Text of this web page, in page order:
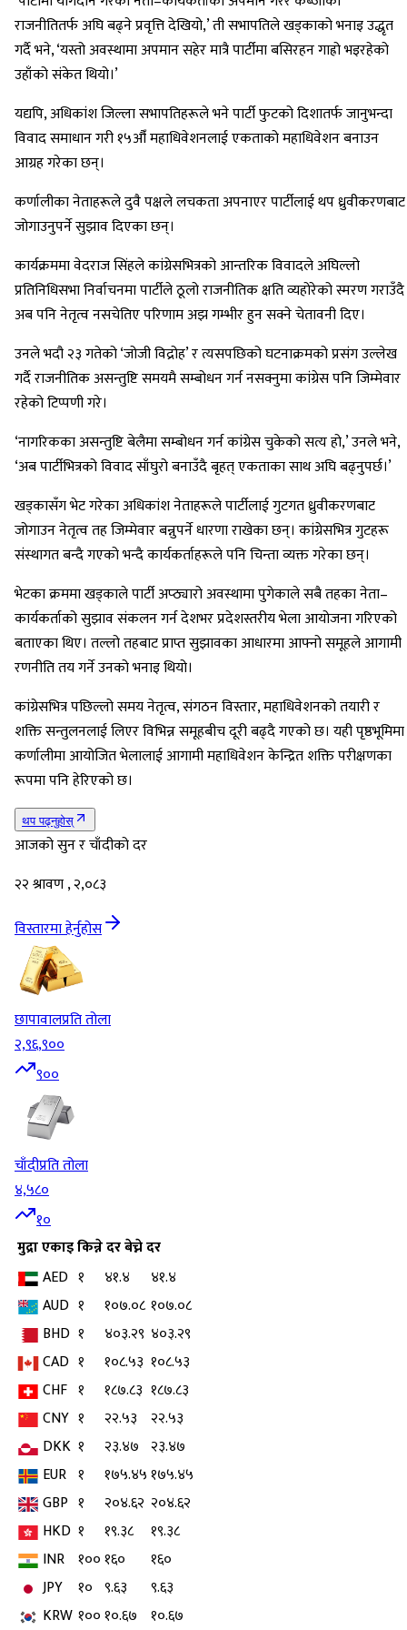
राजनीतितर्फ अघि बढ्ने प्रवृत्ति देखियो,’ ती सभापतिले खड्काको भनाइ उद्धृत
गर्दै भने, ‘यस्तो अवस्थामा अपमान सहेर मात्रै पार्टीमा बसिरहन गाह्रो भइरहेको
उहाँको संकेत थियो।’
यद्यपि, अधिकांश जिल्ला सभापतिहरूले भने पार्टी फुटको दिशातर्फ जानुभन्दा
विवाद समाधान गरी १५औँ महाधिवेशनलाई एकताको महाधिवेशन बनाउन
आग्रह गरेका छन्।
कर्णालीका नेताहरूले दुवै पक्षले लचकता अपनाएर पार्टीलाई थप ध्रुवीकरणबाट
जोगाउनुपर्ने सुझाव दिएका छन्।
कार्यक्रममा वेदराज सिंहले कांग्रेसभित्रको आन्तरिक विवादले अघिल्लो
प्रतिनिधिसभा निर्वाचनमा पार्टीले ठूलो राजनीतिक क्षति व्यहोरेको स्मरण गराउँदै
अब पनि नेतृत्व नसचेतिए परिणाम अझ गम्भीर हुन सक्ने चेतावनी दिए।
उनले भदौ २३ गतेको ‘जोजी विद्रोह’ र त्यसपछिको घटनाक्रमको प्रसंग उल्लेख
गर्दै राजनीतिक असन्तुष्टि समयमै सम्बोधन गर्न नसक्नुमा कांग्रेस पनि जिम्मेवार
रहेको टिप्पणी गरे।
‘नागरिकका असन्तुष्टि बेलैमा सम्बोधन गर्न कांग्रेस चुकेको सत्य हो,’ उनले भने,
‘अब पार्टीभित्रको विवाद साँघुरो बनाउँदै बृहत् एकताका साथ अघि बढ्नुपर्छ।’
खड्कासँग भेट गरेका अधिकांश नेताहरूले पार्टीलाई गुटगत ध्रुवीकरणबाट
जोगाउन नेतृत्व तह जिम्मेवार बन्नुपर्ने धारणा राखेका छन्। कांग्रेसभित्र गुटहरू
संस्थागत बन्दै गएको भन्दै कार्यकर्ताहरूले पनि चिन्ता व्यक्त गरेका छन्।
भेटका क्रममा खड्काले पार्टी अप्ठ्यारो अवस्थामा पुगेकाले सबै तहका नेता–
कार्यकर्ताको सुझाव संकलन गर्न देशभर प्रदेशस्तरीय भेला आयोजना गरिएको
बताएका थिए। तल्लो तहबाट प्राप्त सुझावका आधारमा आफ्नो समूहले आगामी
रणनीति तय गर्ने उनको भनाइ थियो।
कांग्रेसभित्र पछिल्लो समय नेतृत्व, संगठन विस्तार, महाधिवेशनको तयारी र
शक्ति सन्तुलनलाई लिएर विभिन्न समूहबीच दूरी बढ्दै गएको छ। यही पृष्ठभूमिमा
कर्णालीमा आयोजित भेलालाई आगामी महाधिवेशन केन्द्रित शक्ति परीक्षणका
रूपमा पनि हेरिएको छ।
थप पढ्नुहोस्
आजको सुन र चाँदीको दर
२२ श्रावण , २,०८३
विस्तारमा हेर्नुहोस
छापावालप्रति तोला
२,९६,९००
९००
चाँदीप्रति तोला
४,५८०
१०
मुद्राएकाइकिन्ने दरबेच्ने दर
AED १ ४१.४
४१.४
AUD १ १०७.०८ १०७.०८
BHD १ ४०३.२९ ४०३.२९
CAD १ १०८.५३ १०८.५३
CHF १ १८७.८३ १८७.८३
CNY १ २२.५३
२२.५३
DKK १ २३.४७ २३.४७
EUR १ १७५.४५१७५.४५
GBP १ २०४.६२ २०४.६२
HKD १ १९.३८
१९.३८
INR १००१६०
१६०
JPY
१० ९.६३
९.६३
KRW १००१०.६७ १०.६७